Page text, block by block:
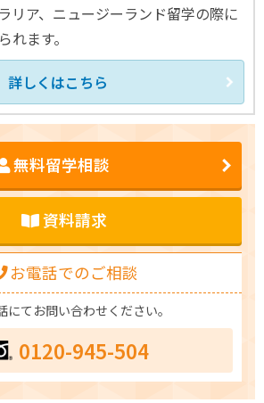
リア、ニュージーランド留学の際に
れます。
詳しくはこちら
無料留学相談
資料請求
お電話でのご相談
にてお問い合わせください。
0120-945-504